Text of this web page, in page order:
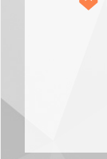
Топ
игроков
сессии)